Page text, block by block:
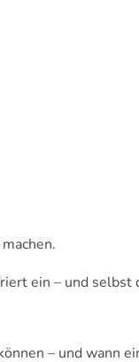
ein – und
– und wann